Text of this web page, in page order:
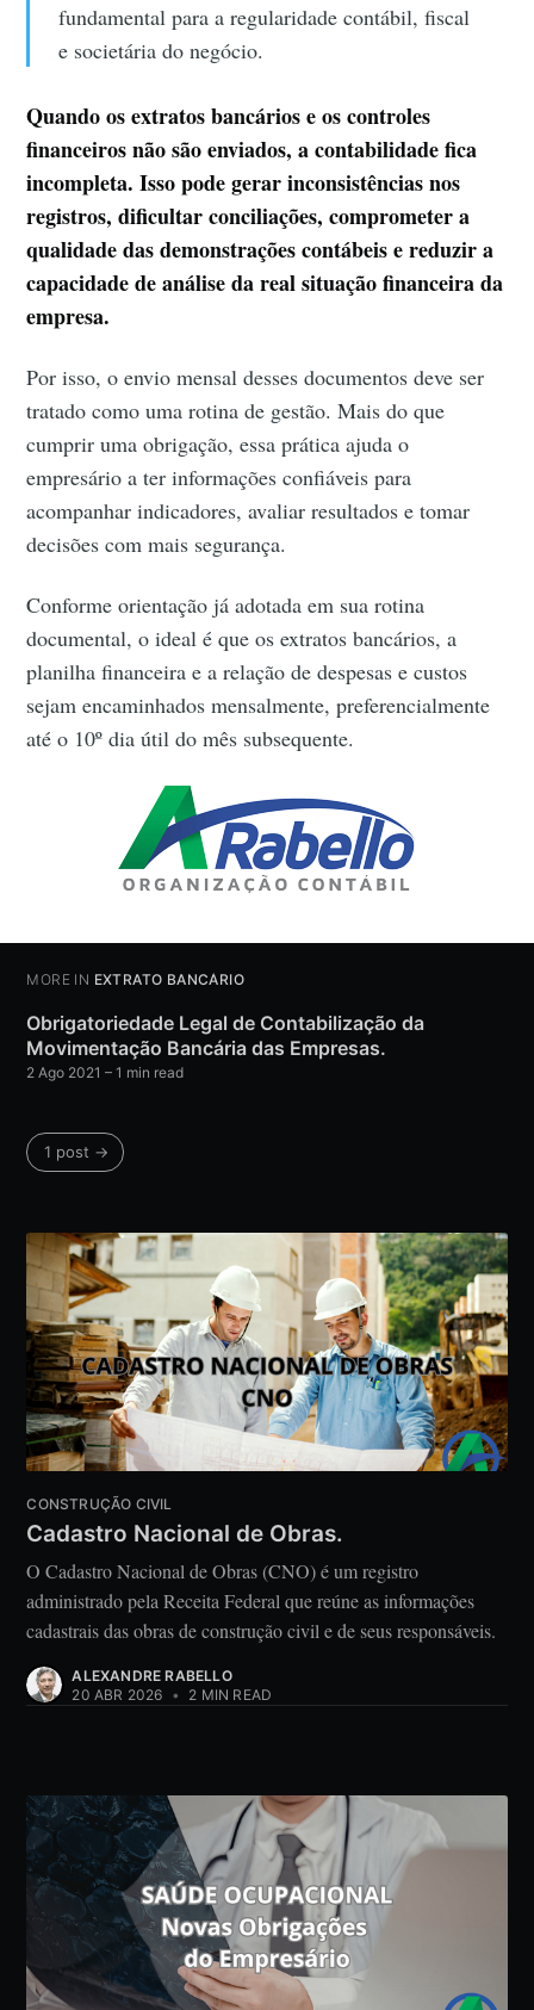
fundamental para a regularidade contábil, fiscal
e societária do negócio.
Quando os extratos bancários e os controles
financeiros não são enviados, a contabilidade fica
incompleta. Isso pode gerar inconsistências nos
registros, dificultar conciliações, comprometer a
qualidade das demonstrações contábeis e reduzir a
capacidade de análise da real situação financeira da
empresa.
Por isso, o envio mensal desses documentos deve ser
tratado como uma rotina de gestão. Mais do que
cumprir uma obrigação, essa prática ajuda o
empresário a ter informações confiáveis para
acompanhar indicadores, avaliar resultados e tomar
decisões com mais segurança.
Conforme orientação já adotada em sua rotina
documental, o ideal é que os extratos bancários, a
planilha financeira e a relação de despesas e custos
sejam encaminhados mensalmente, preferencialmente
até o 10º dia útil do mês subsequente.
MORE IN EXTRATO BANCÁRIO
Obrigatoriedade Legal de Contabilização da
Movimentação Bancária das Empresas.
2 Ago 2021 – 1 min read
1 post →
CONSTRUÇÃO CIVIL
Cadastro Nacional de Obras.
O Cadastro Nacional de Obras (CNO) é um registro
administrado pela Receita Federal que reúne as informações
cadastrais das obras de construção civil e de seus responsáveis.
ALEXANDRE RABELLO
20 ABR 2026 • 2 MIN READ